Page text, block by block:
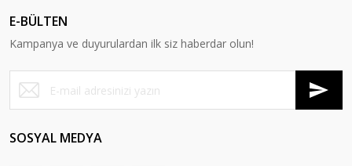
E-BÜLTEN
Kampanya ve duyurulardan ilk siz haberdar olun!
SOSYAL MEDYA